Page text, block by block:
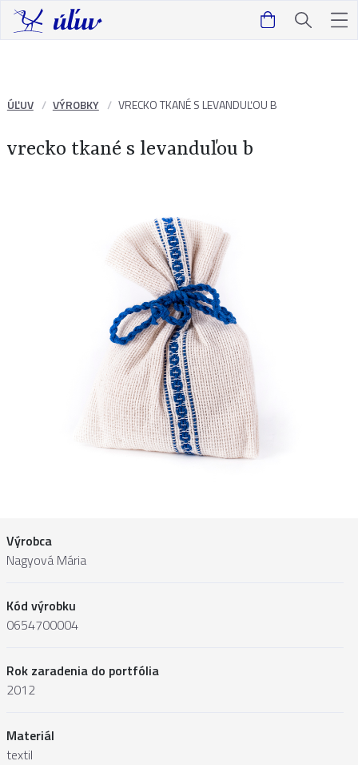
ÚĽUV VÝROBKY VRECKO TKANÉ S LEVANDUĽOU B
vrecko tkané s levanduľou b
Výrobca
Nagyová Mária
Kód výrobku
0654700004
Rok zaradenia do portfólia
2012
Materiál
textil